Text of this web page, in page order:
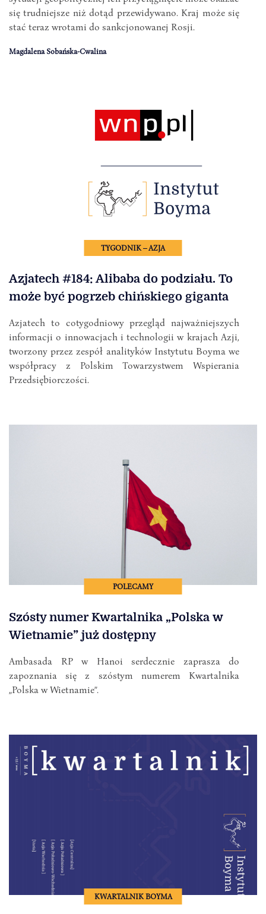
się trudniejsze niż dotąd przewidywano. Kraj może się
stać teraz wrotami do sankcjonowanej Rosji.
Magdalena Sobańska-Cwalina
TYGODNIK – AZJA
Azjatech #184: Alibaba do podziału. To
może być pogrzeb chińskiego giganta
Azjatech to cotygodniowy przegląd najważniejszych
informacji o innowacjach i technologii w krajach Azji,
tworzony przez zespół analityków Instytutu Boyma we
współpracy z Polskim Towarzystwem Wspierania
Przedsiębiorczości.
POLECAMY
Szósty numer Kwartalnika „Polska w
Wietnamie” już dostępny
Ambasada RP w Hanoi serdecznie zaprasza do
zapoznania się z szóstym numerem Kwartalnika
„Polska w Wietnamie”.
KWARTALNIK BOYMA